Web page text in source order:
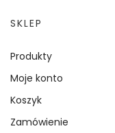
SKLEP
Produkty
Moje konto
Koszyk
Zamówienie